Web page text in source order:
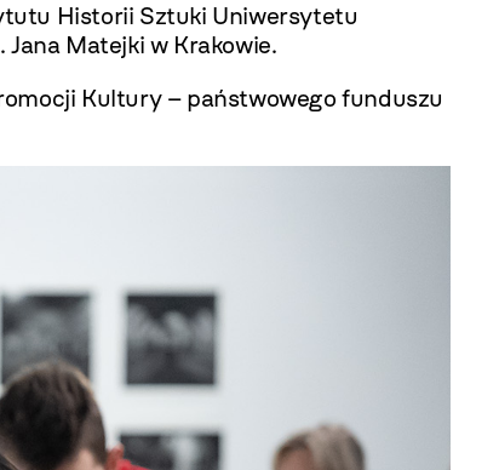
Historii Sztuki Uniwersytetu
Matejki w Krakowie.
Kultury – państwowego funduszu